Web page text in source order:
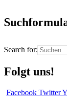
Search for:
Folgt uns!
Facebook Twitter